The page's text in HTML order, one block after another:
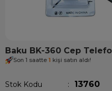
Baku BK-360 Cep
Son 1 saatte 1 kişi satın aldı!
Stok Kodu 13760